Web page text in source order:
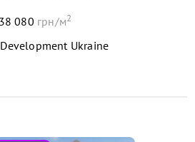
38 080 грн/м2
Ukraine